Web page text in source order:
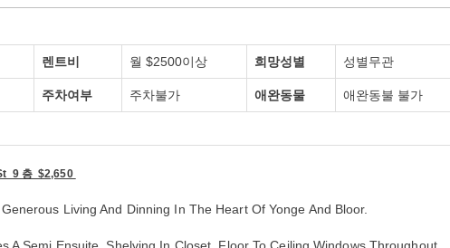
렌트비 월 $2500이상 희망성별 성별무관
주차여부 주차불가 애완동물 애완동불 불가
9 층 $2,650
Living And Dinning In The Heart Of Yonge And Bloor.